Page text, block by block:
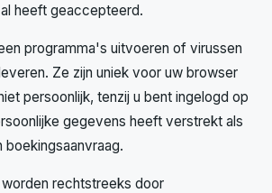
heeft geaccepteerd.
programma's uitvoeren of virussen
Ze zijn uniek voor uw browser
persoonlijk, tenzij u bent ingelogd op
gegevens heeft verstrekt als
rechtstreeks door